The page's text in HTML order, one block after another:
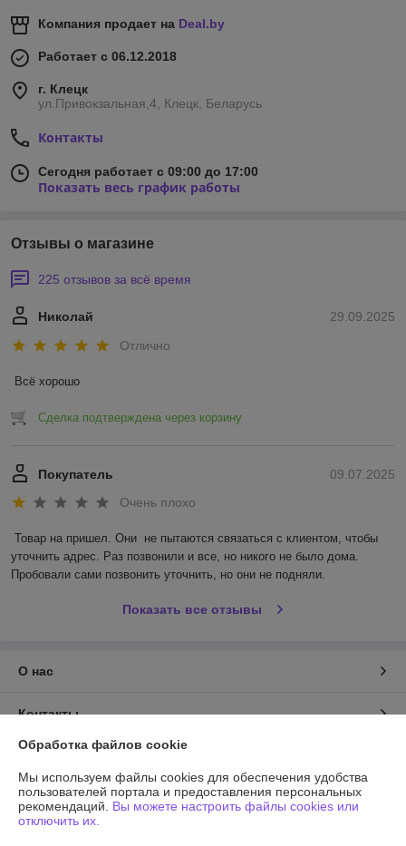
Компания продает на Deal.by
Работает с 06.12.2018
г. Клецк
ул.Привокзальная,4, Клецк, Беларусь
Контакты
Сегодня работает с 09:00 до 17:00
Показать весь график работы
Отзывы о магазине
225 отзывов за всё время
29.09.2025
Николай
Отлично
Всё хорошо
Сделка подтверждена через корзину
09.07.2025
Покупатель
Очень плохо
Товар на пришел. Они  не пытаются связаться с клиентом, чтобы
уточнить адрес. Раз позвонили и все, но никого не было дома.
Пробовали сами позвонить уточнить, но они не подняли.
Показать все отзывы
О нас
Контакты
Доставка и оплата
График работы
Обработка файлов cookie
Мы используем файлы cookies для обеспечения удобства
пользователей портала и предоставления персональных
рекомендаций. Вы можете настроить файлы cookies или
отключить их.